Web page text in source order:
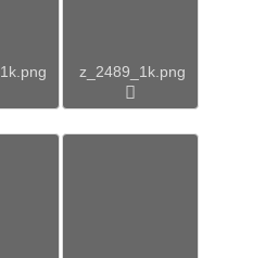
z_2489_1k.png